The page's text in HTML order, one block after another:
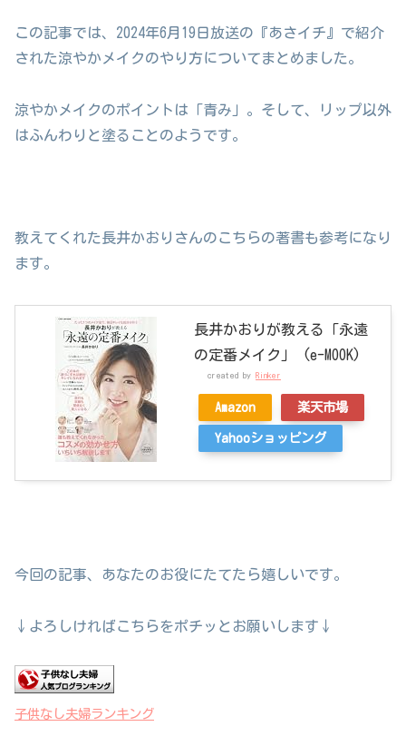
この記事では、2024年6月19日放送の『あさイチ』で紹介
された涼やかメイクのやり方についてまとめました。
涼やかメイクのポイントは「青み」。そして、リップ以外
はふんわりと塗ることのようです。
教えてくれた長井かおりさんのこちらの著書も参考になり
ます。
長井かおりが教える「永遠
の定番メイク」 (e-MOOK)
created by Rinker
Amazon 楽天市場
Yahooショッピング
今回の記事、あなたのお役にたてたら嬉しいです。
↓よろしければこちらをポチッとお願いします↓
子供なし夫婦ランキング